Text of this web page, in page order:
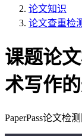
论文知识
论文查重检
课题论
术写作的
PaperPass论文检测